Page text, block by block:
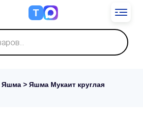
Т
Яшма > Яшма Мукаит круглая